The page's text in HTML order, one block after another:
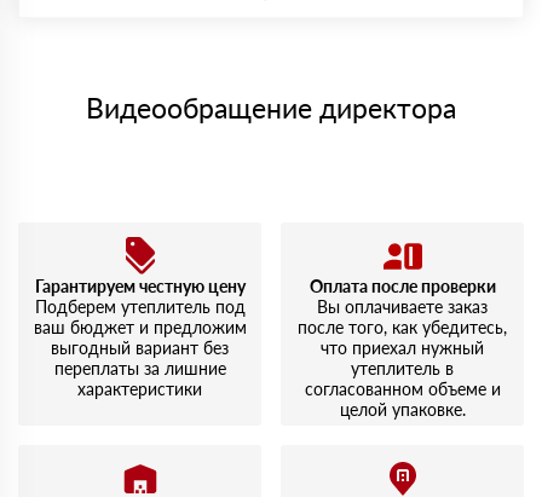
либо Вы забираете товар со склада самовывоза.
Видеообращение директора
Гарантируем честную цену
Подберем утеплитель под
ваш бюджет и предложим
выгодный вариант без
переплаты за лишние
характеристики
Оплата после проверки
Вы оплачиваете заказ
после того, как убедитесь,
что приехал нужный
утеплитель в
согласованном объеме и
целой упаковке.